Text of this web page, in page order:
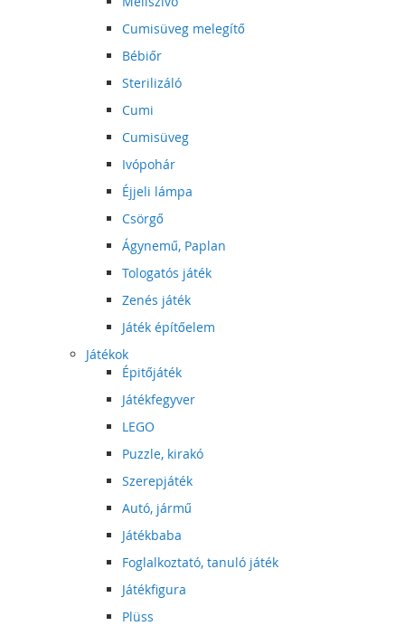
Cumisüveg melegítő
Bébiőr
Sterilizáló
Cumi
Cumisüveg
Ivópohár
Éjjeli lámpa
Csörgő
Ágynemű, Paplan
Tologatós játék
Zenés játék
Játék építőelem
Játékok
Épitőjáték
Játékfegyver
LEGO
Puzzle, kirakó
Szerepjáték
Autó, jármű
Játékbaba
Foglalkoztató, tanuló játék
Játékfigura
Plüss